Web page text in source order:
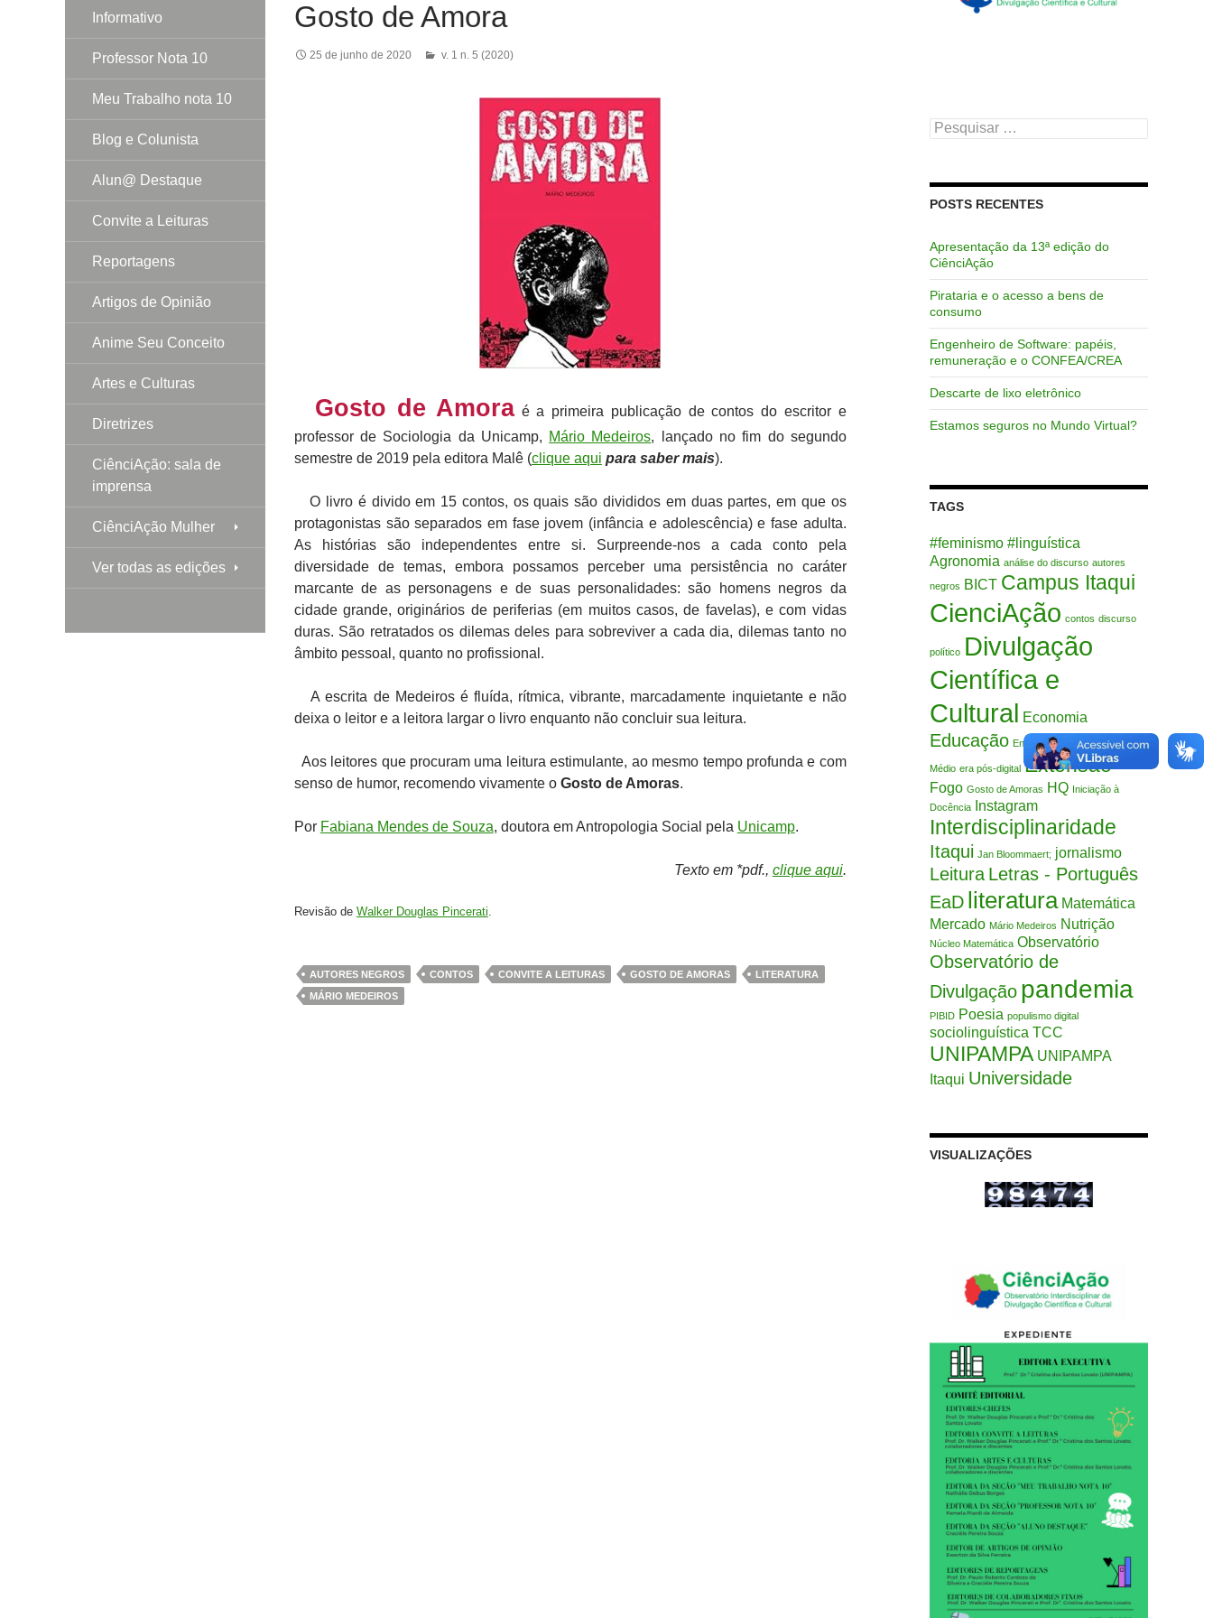
Gosto de Amora
25 de junho de 2020 v. 1 n. 5 (2020)
Gosto de Amoraé a primeira publicação de contos do escritor e
professor de Sociologia da Unicamp, Mário Medeiros, lançado no fim do segundo
semestre de 2019 pela editora Malê (clique aqui para saber mais).
O livro é divido em 15 contos, os quais são divididos em duas partes, em que os
protagonistas são separados em fase jovem (infância e adolescência) e fase adulta.
As histórias são independentes entre si. Surpreende-nos a cada conto pela
diversidade de temas, embora possamos perceber uma persistência no caráter
marcante de as personagens e de suas personalidades: são homens negros da
cidade grande, originários de periferias (em muitos casos, de favelas), e com vidas
duras. São retratados os dilemas deles para sobreviver a cada dia, dilemas tanto no
âmbito pessoal, quanto no profissional.
A escrita de Medeiros é fluída, rítmica, vibrante, marcadamente inquietante e não
deixa o leitor e a leitora largar o livro enquanto não concluir sua leitura.
Aos leitores que procuram uma leitura estimulante, ao mesmo tempo profunda e com
senso de humor, recomendo vivamente o Gosto de Amoras.
Por Fabiana Mendes de Souza, doutora em Antropologia Social pela Unicamp.
Texto em *pdf., clique aqui.
Revisão de Walker Douglas Pincerati
AUTORES NEGROS CONTOS CONVITE A LEITURAS GOSTO DE AMORAS
LITERATURA
MÁRIO MEDEIROS
Pesquisar
por:
POSTS RECENTES
Apresentação da 13ª edição do
CiênciAção
Pirataria e o acesso a bens de
consumo
Engenheiro de Software: papéis,
remuneração e o CONFEA/CREA
Descarte de lixo eletrônico
Estamos seguros no Mundo Virtual?
TAGS
#feminismo #linguística
Agronomia análise do discurso autores
negros BICT Campus Itaqui
CienciAção contos discurso
político Divulgação
Científica e
Cultural Economia
Educação Ensino Fundamental Ensino
Médio era pós-digital Extensão
Fogo Gosto de Amoras HQ Iniciação à
Docência Instagram
Interdisciplinaridade
Itaqui Jan Bloommaert; jornalismo
Leitura Letras - Português
EaD literatura Matemática
Mercado Mário Medeiros Nutrição
Núcleo Matemática Observatório
Observatório de
Divulgação pandemia
PIBID Poesia populismo digital
sociolinguística TCC
UNIPAMPA UNIPAMPA
Itaqui Universidade
VISUALIZAÇÕES
Informativo
Professor Nota 10
Meu Trabalho nota 10
Blog e Colunista
Alun@ Destaque
Convite a Leituras
Reportagens
Artigos de Opinião
Anime Seu Conceito
Artes e Culturas
Diretrizes
CiênciAção: sala de
imprensa
CiênciAção Mulher
Ver todas as edições